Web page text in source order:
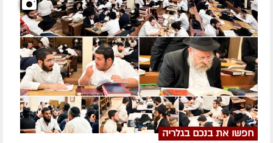
חפשו את בנכם בגלריה